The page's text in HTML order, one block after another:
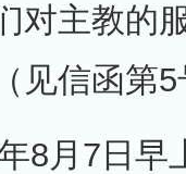
对主教的
见信函第5
8月7日早